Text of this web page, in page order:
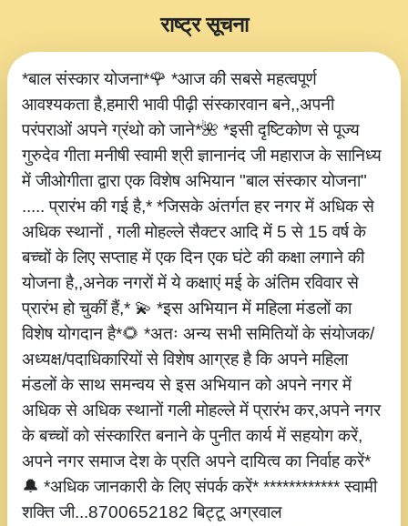
*बाल संस्कार योजना*🌹 *आज की सबसे महत्वपूर्ण
आवश्यकता है,हमारी भावी पीढ़ी संस्कारवान बने,,अपनी
परंपराओं अपने ग्रंथो को जाने*🌺 *इसी दृष्टिकोण से पूज्य
गुरुदेव गीता मनीषी स्वामी श्री ज्ञानानंद जी महाराज के सानिध्य
में जीओगीता द्वारा एक विशेष अभियान "बाल संस्कार योजना"
..... प्रारंभ की गई है,* *जिसके अंतर्गत हर नगर में अधिक से
अधिक स्थानों , गली मोहल्ले सैक्टर आदि में 5 से 15 वर्ष के
बच्चों के लिए सप्ताह में एक दिन एक घंटे की कक्षा लगाने की
योजना है,,अनेक नगरों में ये कक्षाएं मई के अंतिम रविवार से
प्रारंभ हो चुकीं हैं,* 💫 *इस अभियान में महिला मंडलों का
विशेष योगदान है*🌻 *अतः अन्य सभी समितियों के संयोजक/
अध्यक्ष/पदाधिकारियों से विशेष आग्रह है कि अपने महिला
मंडलों के साथ समन्वय से इस अभियान को अपने नगर में
अधिक से अधिक स्थानों गली मोहल्ले में प्रारंभ कर,अपने नगर
के बच्चों को संस्कारित बनाने के पुनीत कार्य में सहयोग करें,
अपने नगर समाज देश के प्रति अपने दायित्व का निर्वाह करें*
🔔 *अधिक जानकारी के लिए संपर्क करें* ************ स्वामी
शक्ति जी...8700652182 बिट्टू अग्रवाल
राष्ट्र सूचना